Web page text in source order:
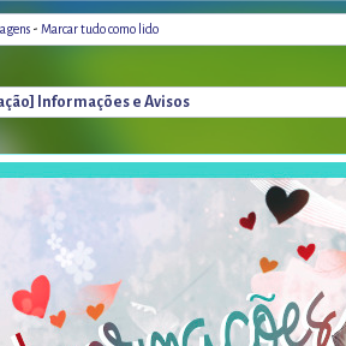
- Marcar tudo como lido
Informações e Avisos